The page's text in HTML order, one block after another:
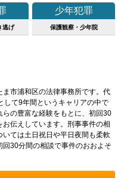
逃げ
少年犯罪
保護観察・少年院
市浦和区の法律事務所です。代
して9年間というキャリアの中で
の豊富な経験をもとに、初回30
伝えしています。刑事事件の相
ては土日祝日や平日夜間も柔軟
30分間の相談で事件のおおよそ